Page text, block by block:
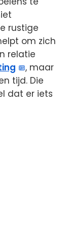
rustige
om zich
relatie
, maar
tijd. Die
dat er iets